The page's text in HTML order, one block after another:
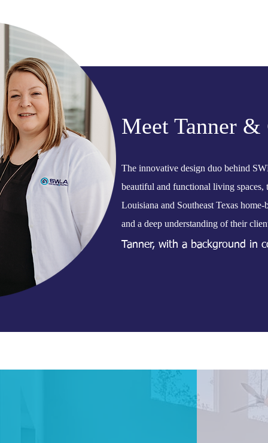
Meet Tanner
The innovative design duo behind
beautiful and functional living
Louisiana and Southeast Texas
and a deep understanding of their
Tanner, with a background in